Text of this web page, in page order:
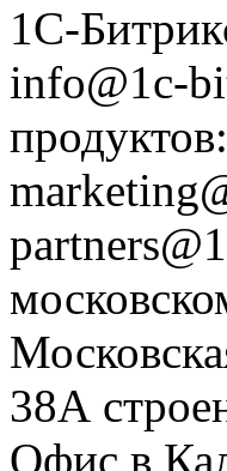
1С-
info@1c-
продуктов:
38А
Офис в